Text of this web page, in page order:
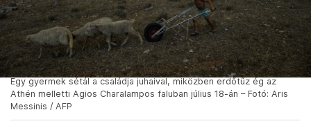
Egy gyermek sétál a családja juhaival, miközben erdőtűz ég az
Athén melletti Agios Charalampos faluban július 18-án – Fotó: Aris
Messinis / AFP